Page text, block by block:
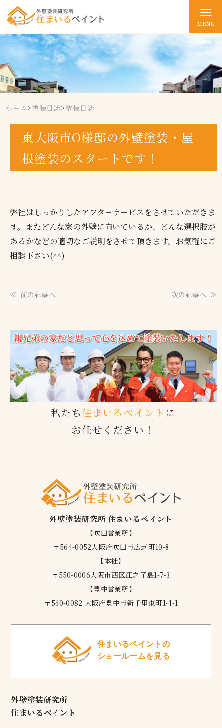
MENU
ホーム>塗装日誌>塗装日誌
東大阪市O様邸の外壁塗装・屋
根塗装のスタートです！
弊社はしっかりしたアフターサービスをさせていただきま
す。またどんな家の外壁に向いているか、どんな選択肢が
あるかなどの適切なご説明をさせて頂きます。お気軽にご
相談下さい(^^)
前の記事へ 次の記事へ
私たち住まいるペイント に
お任せください！
外壁塗装研究所 住まいるペイント
【吹田営業所】
〒564-0052大阪府吹田市広芝町10-8
【本社】
〒550-0006大阪市西区江之子島1-7-3
【豊中営業所】
〒560-0082 大阪府豊中市新千里東町1-4-1
住まいるペイントの
ショールームを見る
外壁塗装研究所
住まいるペイント